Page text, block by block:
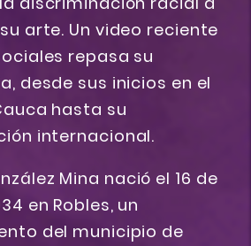
arte. Un video reciente
repasa su
desde sus inicios en el
hasta su
internacional.
Mina nació el 16 de
en Robles, un
del municipio de